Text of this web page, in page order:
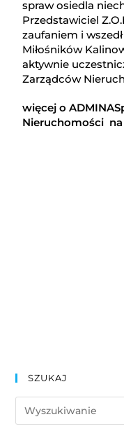
spraw osiedla
Przedstawiciel
zaufaniem i
Miłośników
aktywnie
Zarządców
więcej o
Nieruchomości
SZUKAJ